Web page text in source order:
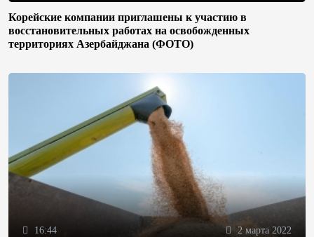
Корейские компании приглашены к участию в
восстановительных работах на освобожденных
территориях Азербайджана (ФОТО)
16:44 2 марта 2022